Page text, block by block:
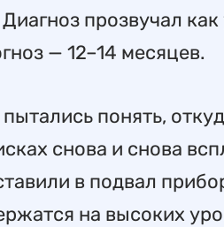
прозвучал
— 12–14 месяцев.
понять,
снова и снова
в подвал
на высоких